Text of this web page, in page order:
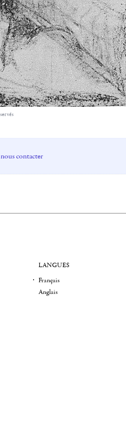
contacter
LANGUES
Français
Anglais